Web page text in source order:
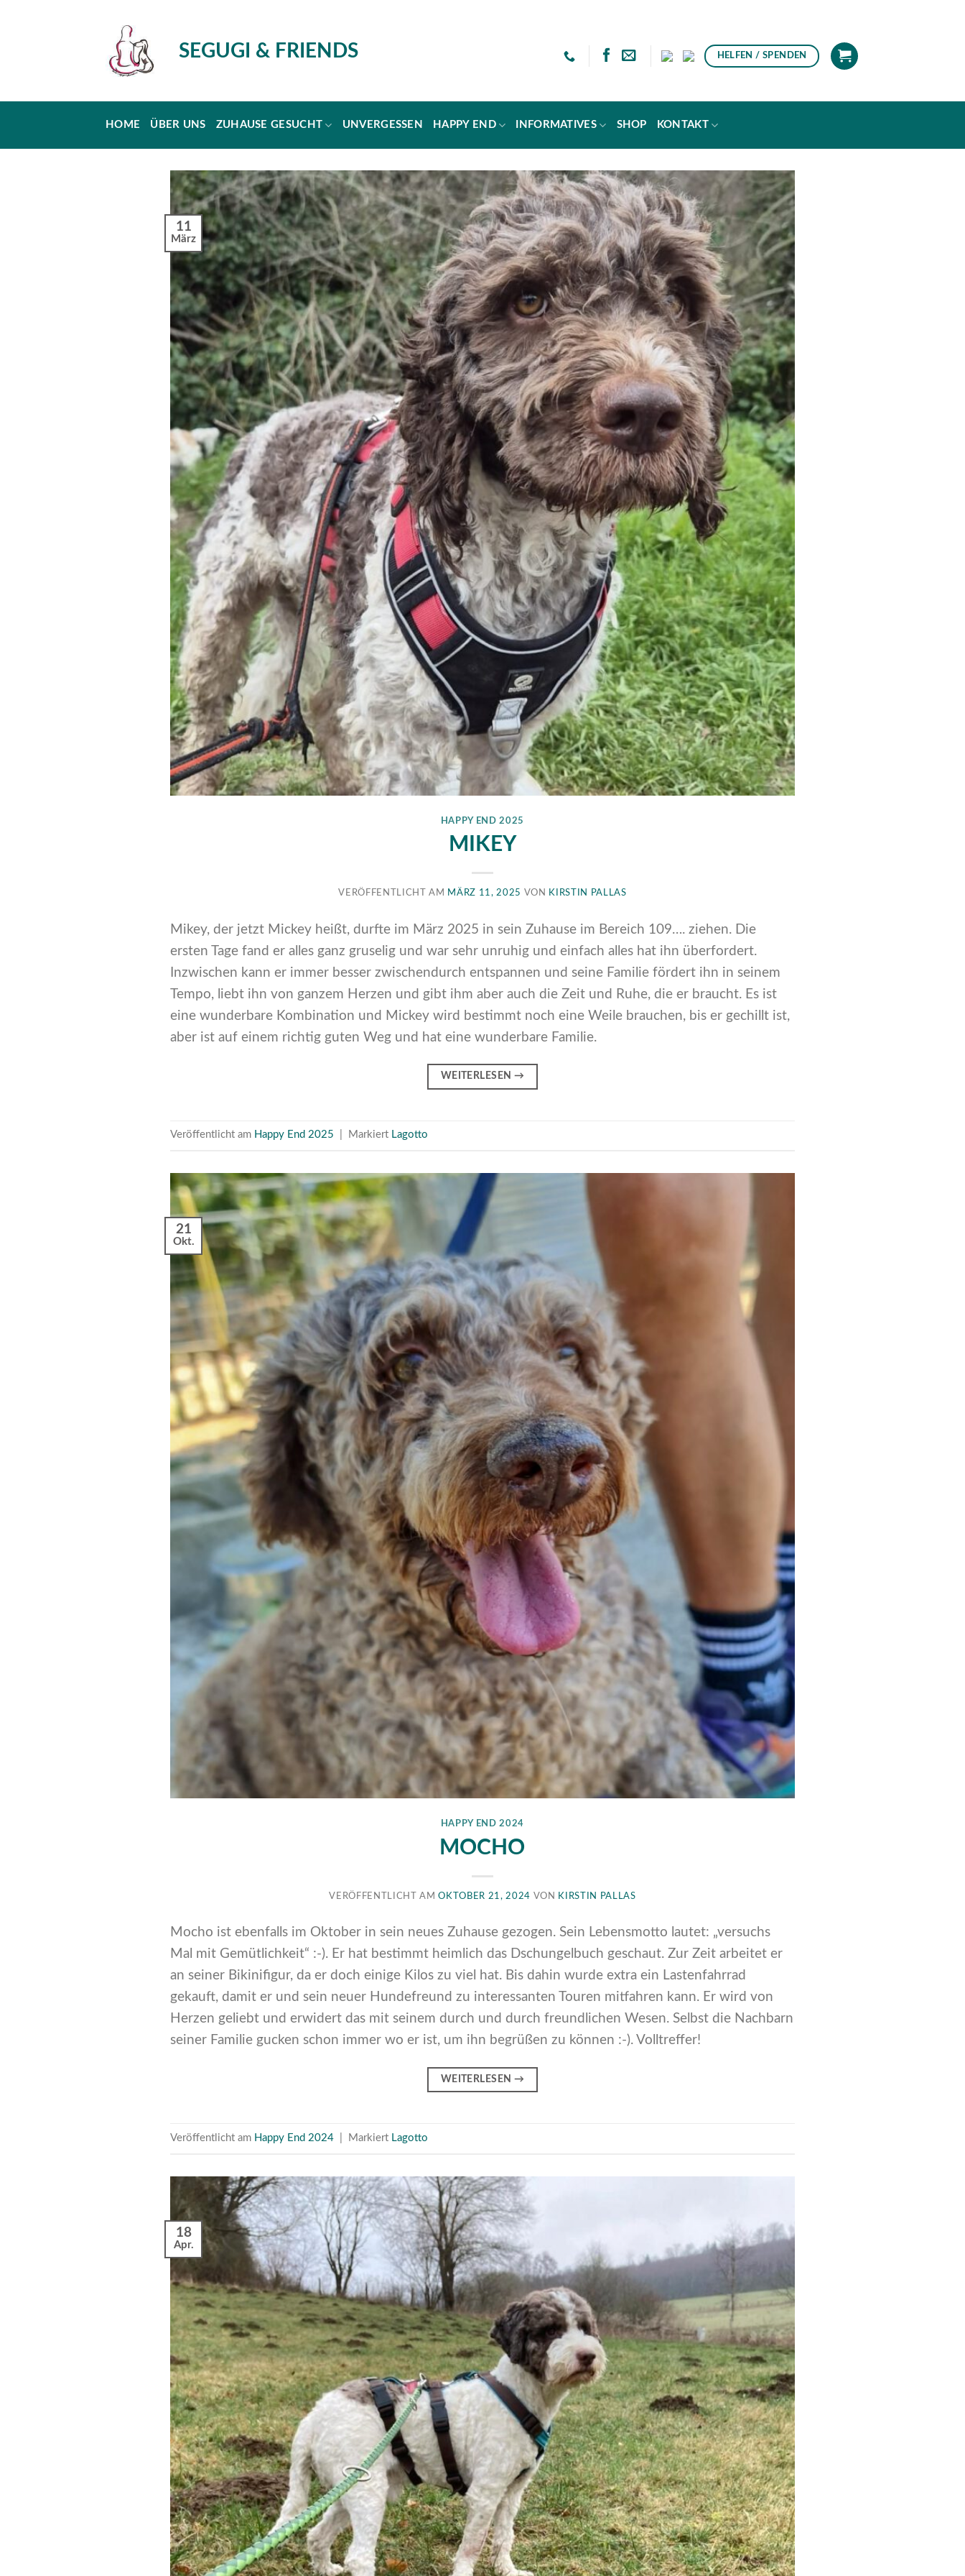
SEGUGI & FRIENDS HELFEN / SPENDEN
HOME ÜBER UNS ZUHAUSE GESUCHT UNVERGESSEN HAPPY END INFORMATIVES SHOP KONTAKT
11
März
HAPPY END 2025
MIKEY
VERÖFFENTLICHT AM MÄRZ 11, 2025 VON KIRSTIN PALLAS
Mikey, der jetzt Mickey heißt, durfte im März 2025 in sein Zuhause im Bereich 109…. ziehen. Die
ersten Tage fand er alles ganz gruselig und war sehr unruhig und einfach alles hat ihn überfordert.
Inzwischen kann er immer besser zwischendurch entspannen und seine Familie fördert ihn in seinem
Tempo, liebt ihn von ganzem Herzen und gibt ihm aber auch die Zeit und Ruhe, die er braucht. Es ist
eine wunderbare Kombination und Mickey wird bestimmt noch eine Weile brauchen, bis er gechillt ist,
aber ist auf einem richtig guten Weg und hat eine wunderbare Familie.
WEITERLESEN →
Veröffentlicht am Happy End 2025 Markiert Lagotto
21
Okt.
HAPPY END 2024
MOCHO
VERÖFFENTLICHT AMOKTOBER 21, 2024 VON KIRSTIN PALLAS
Mocho ist ebenfalls im Oktober in sein neues Zuhause gezogen. Sein Lebensmotto lautet: „versuchs
Mal mit Gemütlichkeit“ :-). Er hat bestimmt heimlich das Dschungelbuch geschaut. Zur Zeit arbeitet er
an seiner Bikinifigur, da er doch einige Kilos zu viel hat. Bis dahin wurde extra ein Lastenfahrrad
gekauft, damit er und sein neuer Hundefreund zu interessanten Touren mitfahren kann. Er wird von
Herzen geliebt und erwidert das mit seinem durch und durch freundlichen Wesen. Selbst die Nachbarn
seiner Familie gucken schon immer wo er ist, um ihn begrüßen zu können :-). Volltreffer!
WEITERLESEN →
Veröffentlicht am Happy End 2024 Markiert Lagotto
18
Apr.